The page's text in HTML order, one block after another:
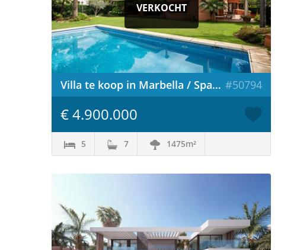
VERKOCHT
Villa te koop in Marbella / Spanje #50794
€ 4.900.000
5 7 1475m²